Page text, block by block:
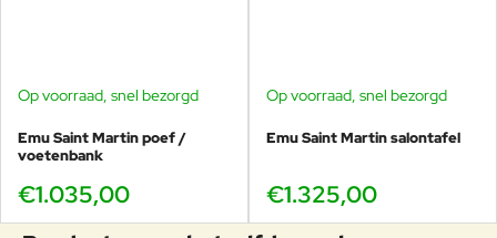
Waarom Emu Saint Martin loungemeubelen
Veurst is officieel
beschikt over de
grootste Emu-voorraad wereldwijd
Daardoor kunnen wij vaak snel leveren en inhoudelijk
meedenken bij het samenstellen van jouw ideale Saint
Op voorraad, snel bezorgd
Emu Saint Martin poef /
voetenbank
€1.035,00
Op voorraad, snel bezorgd
Emu Saint Martin salontafel
€1.325,00